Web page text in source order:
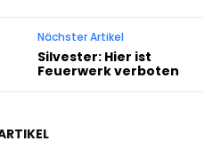
Nächster Artikel
Silvester: Hier ist
Feuerwerk verboten